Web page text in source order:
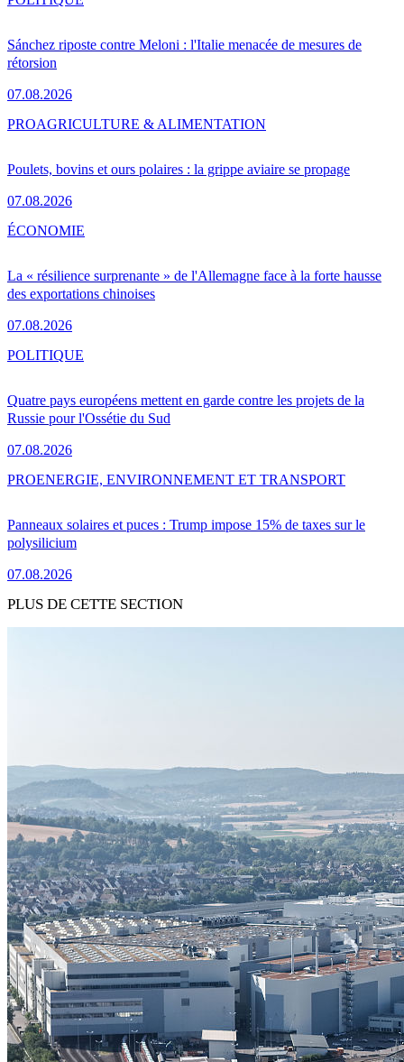
Sánchez riposte contre Meloni : l'Italie menacée de mesures de
rétorsion
07.08.2026
Poulets, bovins et ours polaires : la grippe aviaire se propage
07.08.2026
PROAGRICULTURE & ALIMENTATION
La « résilience surprenante » de l'Allemagne face à la forte hausse
des exportations chinoises
07.08.2026
ÉCONOMIE
Quatre pays européens mettent en garde contre les projets de la
Russie pour l'Ossétie du Sud
07.08.2026
POLITIQUE
Panneaux solaires et puces : Trump impose 15% de taxes sur le
polysilicium
07.08.2026
PROENERGIE, ENVIRONNEMENT ET TRANSPORT
PLUS DE CETTE SECTION